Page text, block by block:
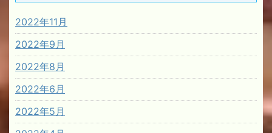
2022年11月
2022年9月
2022年8月
2022年6月
2022年5月